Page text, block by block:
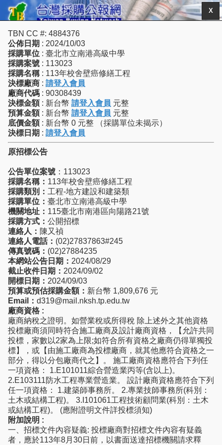
X
TBN CC #: 4884376
公佈日期 : 2024/10/03
採購單位 : 臺北市立南港高級中學
採購案號 : 113023
採購名稱 : 113年校舍壁癌修繕工程
決標廠商 : 請登入會員
廠商代碼 : 90308439
決標金額 : 新台幣 請登入會員 元整
預算金額 : 新台幣 請登入會員 元整
底價金額 : 新台幣 0 元整 （採購單位未揭示）
決標日期 : 請登入會員
原招標公告
公告單位案號 ：113023
採購名稱： 113年校舍壁癌修繕工程
採購類別： 工程-地方建設和建築類
採購單位： 臺北市立南港高級中學
機關地址： 115臺北市南港區向陽路21號
採購方式： 公開招標
連絡人： 陳又禎
連絡人電話： (02)27837863#245
傳真號碼： (02)27884235
本網站公告日期： 2024/08/29
截止收件日期： 2024/09/02
開標日期： 2024/09/03
預算或預估採購金額： 新台幣 1,809,676 元
Email： d319@mail.nksh.tp.edu.tw
廠商資格 :
廠商納稅之證明。如營業稅或所得稅 除上述外之其他資格
投標廠商須同時符合施工廠商及設計廠商資格，【允許共同
投標，家數以2家為上限;如符合所有資格之廠商仍得單獨投
標】，或【由施工廠商為投標廠商，就其他應符合資格之一
部分，得以分包廠商代之】。 施工廠商資格應符合下列任
一項資格： 1.E101011綜合營造業丙等(含以上)。
2.E103111防水工程專業營造業。 設計廠商資格應符合下列
任一項資格： 1.建築師事務所。 2.專業技師事務所(科別：
土木或結構工程)。 3.I101061工程技術顧問業(科別：土木
或結構工程)。 (應附證明文件詳投標須知)
附加說明 :
一、招標文件內容疑義: 投標廠商對招標文件內容有疑義
者，應於113年8月30日前，以書面送達招標機關請求釋